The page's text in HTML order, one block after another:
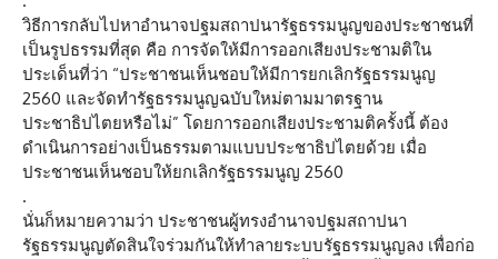
วิธีการกลับไปหาอำนาจปฐมสถาปนารัฐธรรมนูญของประชาชนที่
เป็นรูปธรรมที่สุด คือ การจัดให้มีการออกเสียงประชามติใน
ประเด็นที่ว่า “ประชาชนเห็นชอบให้มีการยกเลิกรัฐธรรมนูญ
2560 และจัดทำรัฐธรรมนูญฉบับใหม่ตามมาตรฐาน
ประชาธิปไตยหรือไม่” โดยการออกเสียงประชามติครั้งนี้ ต้อง
ดำเนินการอย่างเป็นธรรมตามแบบประชาธิปไตยด้วย เมื่อ
ประชาชนเห็นชอบให้ยกเลิกรัฐธรรมนูญ 2560
.
นั่นก็หมายความว่า ประชาชนผู้ทรงอำนาจปฐมสถาปนา
รัฐธรรมนูญตัดสินใจร่วมกันให้ทำลายระบบรัฐธรรมนูญลง เพื่อก่อ